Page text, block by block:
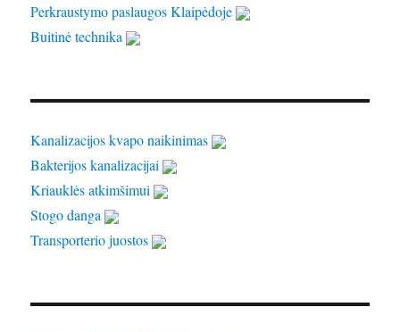
Perkraustymo paslaugos Klaipėdoje
Buitinė technika
Kanalizacijos kvapo naikinimas
Bakterijos kanalizacijai
Kriauklės atkimšimui
Stogo danga
Transporterio juostos